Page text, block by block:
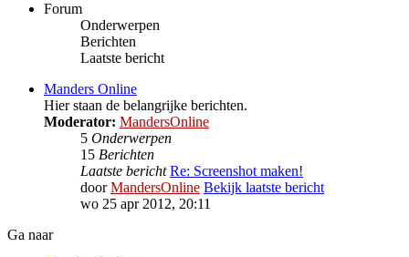
Forum
Onderwerpen
Berichten
Laatste bericht
Manders Online
Hier staan de belangrijke berichten.
Moderator: MandersOnline
5 Onderwerpen
15 Berichten
Laatste bericht Re: Screenshot maken!
doorMandersOnline Bekijk laatste bericht
wo 25 apr 2012, 20:11
Ga naar